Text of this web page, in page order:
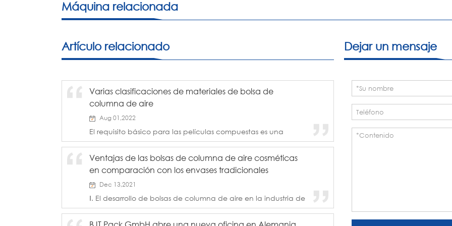
golpes.
Máquina relacionada
Artículo relacionado
Varias clasificaciones de materiales de bolsa de
columna de aire
Aug 01,2022
El requisito básico para las películas compuestas es una
excelente adherencia entre las capas para garantizar las
películas compuestas se utilizan principalmente para
alimentos PAC...
Ventajas de las bolsas de columna de aire cosméticas
en comparación con los envases tradicionales
Dec 13,2021
Ⅰ. El desarrollo de bolsas de columna de aire en la industria de
cosméticos La industria de cosméticos de hoy se envasa
principalmente en envases de cristal o vidrio, por lo que los
Dejar un mensaje